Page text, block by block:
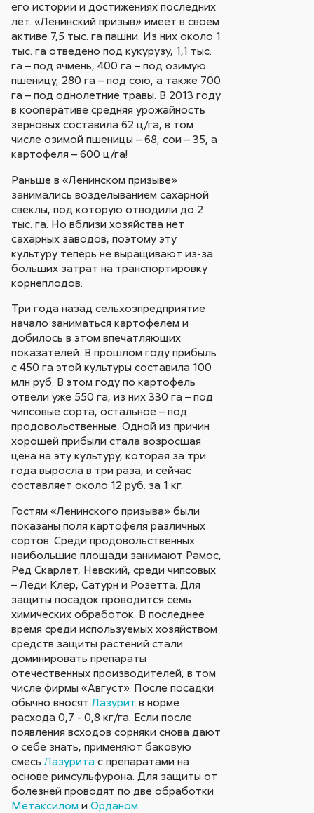
его истории и достижениях последних
лет. «Ленинский призыв» имеет в своем
активе 7,5 тыс. га пашни. Из них около 1
тыс. га отведено под кукурузу, 1,1 тыс.
га – под ячмень, 400 га – под озимую
пшеницу, 280 га – под сою, а также 700
га – под однолетние травы. В 2013 году
в кооперативе средняя урожайность
зерновых составила 62 ц/га, в том
числе озимой пшеницы – 68, сои – 35, а
картофеля – 600 ц/га!
Раньше в «Ленинском призыве»
занимались возделыванием сахарной
свеклы, под которую отводили до 2
тыс. га. Но вблизи хозяйства нет
сахарных заводов, поэтому эту
культуру теперь не выращивают из-за
больших затрат на транспортировку
корнеплодов.
Три года назад сельхозпредприятие
начало заниматься картофелем и
добилось в этом впечатляющих
показателей. В прошлом году прибыль
с 450 га этой культуры составила 100
млн руб. В этом году по картофель
отвели уже 550 га, из них 330 га – под
чипсовые сорта, остальное – под
продовольственные. Одной из причин
хорошей прибыли стала возросшая
цена на эту культуру, которая за три
года выросла в три раза, и сейчас
составляет около 12 руб. за 1 кг.
Гостям «Ленинского призыва» были
показаны поля картофеля различных
сортов. Среди продовольственных
наибольшие площади занимают Рамос,
Ред Скарлет, Невский, среди чипсовых
– Леди Клер, Сатурн и Розетта. Для
защиты посадок проводится семь
химических обработок. В последнее
время среди используемых хозяйством
средств защиты растений стали
доминировать препараты
отечественных производителей, в том
числе фирмы «Август». После посадки
обычно вносятЛазурит в норме
расхода 0,7 - 0,8 кг/га. Если после
появления всходов сорняки снова дают
о себе знать, применяют баковую
смесьЛазурита с препаратами на
основе римсульфурона. Для защиты от
болезней проводят по две обработки
Метаксилом иОрданом.